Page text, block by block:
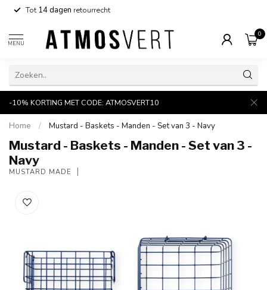
Tot14 dagen retourrecht
MENU
0
-10% KORTING MET CODE: ATMOSVERT10
Home / Mustard - Baskets - Manden - Set van 3 - Navy
Mustard - Baskets - Manden - Set van 3 -
Navy
MUSTARD MADE